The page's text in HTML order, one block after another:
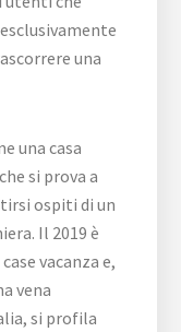
una
una casa
si prova a
ospiti di un
Il 2019 è
vacanza e,
vena
si profila